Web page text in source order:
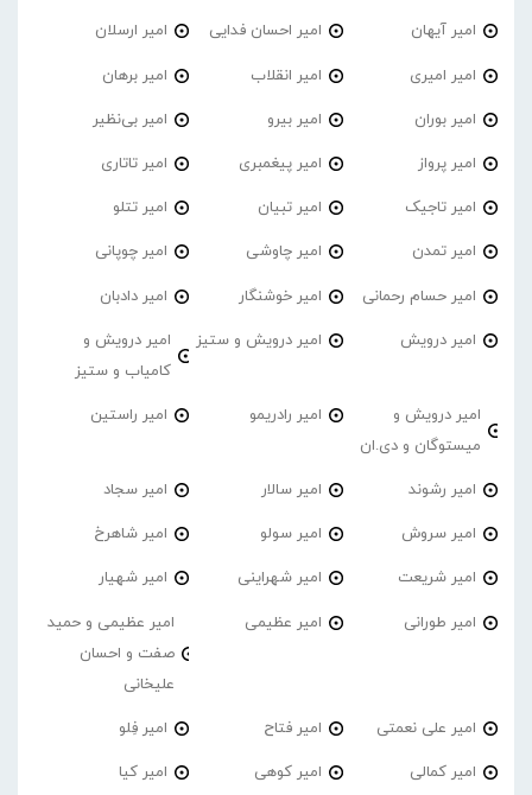
امیر آیهان امیر احسان فدایی امیر ارسلان
امیر امیری امیر انقلاب امیر برهان
امیر‌ بوران امیر بیرو امیر بی‌نظیر
امیر پرواز امیر پیغمبری امیر تاتاری
امیر تاجیک امیر تبیان امیر تتلو
امیر تمدن امیر چاوشی امیر چوپانی
امیر حسام رحمانی امیر خوشنگار امیر دادبان
امیر درویش امیر درویش و ستیز
امیر درویش و
کامیاب و ستیز
امیر درویش و
میستوگان و دی.ان
امیر رادریمو امیر راستین
امیر رشوند امیر سالار امیر سجاد
امیر سروش امیر سولو امیر شاهرخ
امیر شریعت امیر شهراینی امیر شهیار
امیر طورانی امیر عظیمی
امیر عظیمی و حمید
صفت و احسان
علیخانی
امیر علی نعمتی امیر فتاح امیر فِلو
امیر کمالی امیر کوهی امیر کیا